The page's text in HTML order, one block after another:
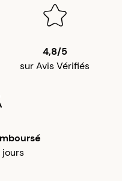
4,8/5
sur Avis Vérifiés
jours